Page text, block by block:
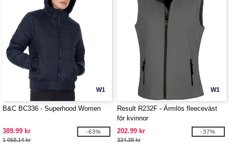
W1
B&C BC336 - Superhood Women
389.99 kr
1 058.14 kr
-63%
W1
Result R232F - Ärmlös fleeceväst
för kvinnor
202.99 kr
324.38 kr
-37%